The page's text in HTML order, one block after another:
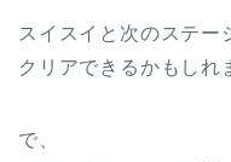
スイスイと次のステー
クリアできるかもしれ
で、